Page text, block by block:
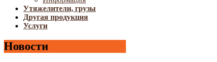
Утяжелители, грузы
Другая продукция
Услуги
Новости